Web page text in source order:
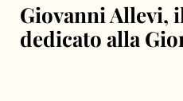
Giovanni Allevi,
dedicato alla